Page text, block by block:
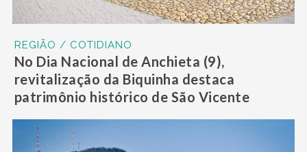
REGIÃO / COTIDIANO
No Dia Nacional de Anchieta (9),
revitalização da Biquinha destaca
patrimônio histórico de São Vicente